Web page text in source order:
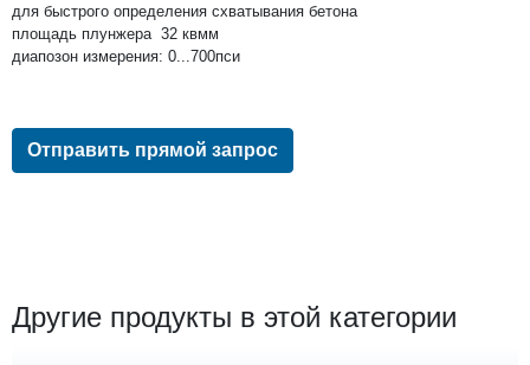
для быстрого определения схватывания бетона
площадь плунжера 32 квмм
диапозон измерения: 0...700пси
Отправить прямой запрос
Другие продукты в этой категории